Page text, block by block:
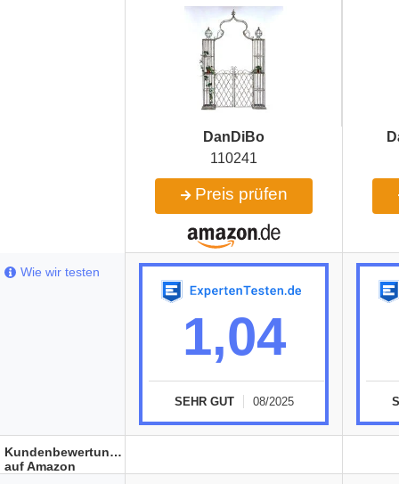
DanDiBo
110241
Preis prüfen
1,04
SEHR GUT 08/2025
Wie wir testen
Kundenbewertungen
auf Amazon